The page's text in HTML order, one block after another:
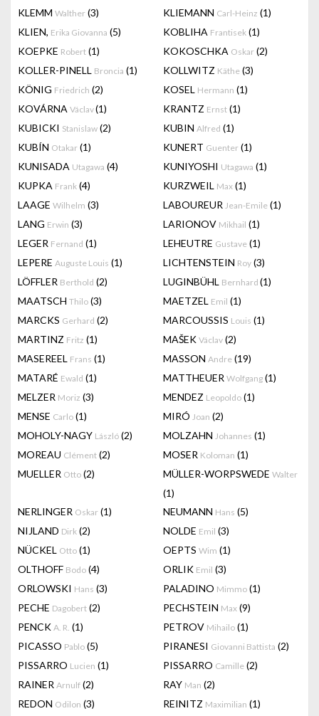
KLEMM Walther (3) KLIEMANN Carl-Heinz (1)
KLIEN, Erika Giovanna (5) KOBLIHA Frantisek (1)
KOEPKE Robert (1) KOKOSCHKA Oskar (2)
KOLLER-PINELL Broncia (1) KOLLWITZ Käthe (3)
KÖNIG Friedrich (2) KOSEL Hermann (1)
KOVÁRNA Václav(1) KRANTZ Ernst (1)
KUBICKI Stanislaw (2) KUBIN Alfred (1)
KUBÍN Otakar (1) KUNERT Guenter (1)
KUNISADA Utagawa (4) KUNIYOSHI Utagawa (1)
KUPKA Frank (4) KURZWEIL Max (1)
LAAGE Wilhelm (3) LABOUREUR Jean-Emile (1)
LANG Erwin (3) LARIONOV Mikhail (1)
LEGER Fernand (1) LEHEUTRE Gustave (1)
LEPERE Auguste Louis (1) LICHTENSTEIN Roy (3)
LÖFFLER Berthold (2) LUGINBÜHL Bernhard (1)
MAATSCH Thilo (3) MAETZEL Emil (1)
MARCKS Gerhard (2) MARCOUSSIS Louis (1)
MARTINZ Fritz (1) MAŠEK Václav (2)
MASEREEL Frans (1) MASSON Andre (19)
MATARÉ Ewald (1) MATTHEUER Wolfgang (1)
MELZER Moriz (3) MENDEZ Leopoldo (1)
MENSE Carlo (1) MIRÓ Joan (2)
MOHOLY-NAGY László (2) MOLZAHN Johannes (1)
MOREAU Clément (2) MOSER Koloman (1)
MUELLER Otto (2) MÜLLER-WORPSWEDE Walter
(1)
NERLINGER Oskar (1) NEUMANN Hans (5)
NIJLAND Dirk (2) NOLDE Emil (3)
NÜCKEL Otto (1) OEPTS Wim (1)
OLTHOFF Bodo (4) ORLIK Emil (3)
ORLOWSKI Hans (3) PALADINO Mimmo (1)
PECHE Dagobert (2) PECHSTEIN Max (9)
PENCK A. R. (1) PETROV Mihailo (1)
PICASSO Pablo (5) PIRANESI Giovanni Battista (2)
PISSARRO Lucien (1) PISSARRO Camille (2)
RAINER Arnulf (2) RAY Man (2)
REDON Odilon (3) REINITZ Maximilian (1)